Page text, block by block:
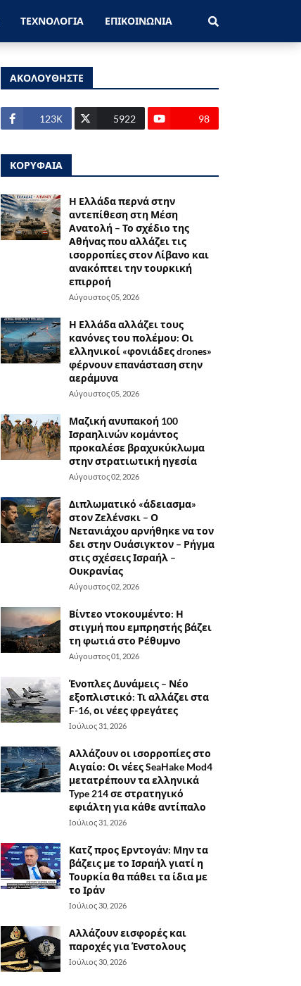
ΤΕΧΝΟΛΟΓΙΑ ΕΠΙΚΟΙΝΩΝΙΑ
ΑΚΟΛΟΥΘΗΣΤΕ
123Κ 5922 98
ΚΟΡΥΦΑΙΑ
Η Ελλάδα περνά στην
αντεπίθεση στη Μέση
Ανατολή – Το σχέδιο της
Αθήνας που αλλάζει τις
ισορροπίες στον Λίβανο και
ανακόπτει την τουρκική
επιρροή
Αύγουστος 05, 2026
Η Ελλάδα αλλάζει τους
κανόνες του πολέμου: Οι
ελληνικοί «φονιάδες drones»
φέρνουν επανάσταση στην
αεράμυνα
Αύγουστος 05, 2026
Μαζική ανυπακοή 100
Ισραηλινών κομάντος
προκαλέσε βραχυκύκλωμα
στην στρατιωτική ηγεσία
Αύγουστος 02, 2026
Διπλωματικό «άδειασμα»
στον Ζελένσκι – Ο
Νετανιάχου αρνήθηκε να τον
δει στην Ουάσιγκτον – Ρήγμα
στις σχέσεις Ισραήλ –
Ουκρανίας
Αύγουστος 02, 2026
Βίντεο ντοκουμέντο: Η
στιγμή που εμπρηστής βάζει
τη φωτιά στο Ρέθυμνο
Αύγουστος 01, 2026
Ένοπλες Δυνάμεις – Νέο
εξοπλιστικό: Τι αλλάζει στα
F-16, οι νέες φρεγάτες
Ιούλιος 31, 2026
Αλλάζουν οι ισορροπίες στο
Αιγαίο: Οι νέες SeaHake Mod4
μετατρέπουν τα ελληνικά
Type 214 σε στρατηγικό
εφιάλτη για κάθε αντίπαλο
Ιούλιος 31, 2026
Κατζ προς Ερντογάν: Μην τα
βάζεις με το Ισραήλ γιατί η
Τουρκία θα πάθει τα ίδια με
το Ιράν
Ιούλιος 30, 2026
Αλλάζουν εισφορές και
παροχές για Ένστολους
Ιούλιος 30, 2026